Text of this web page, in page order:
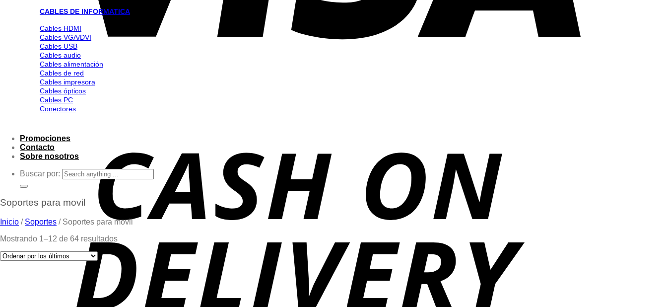
CABLES DE INFORMATICA
Cables HDMI
Cables VGA/DVI
Cables USB
Cables audio
Cables alimentación
Cables de red
Cables impresora
Cables ópticos
Cables PC
Conectores
Promociones
Contacto
Sobre nosotros
Buscar por:
Soportes para movil
Inicio / Soportes /Soportes para movil
Mostrando 1–12 de 64 resultados